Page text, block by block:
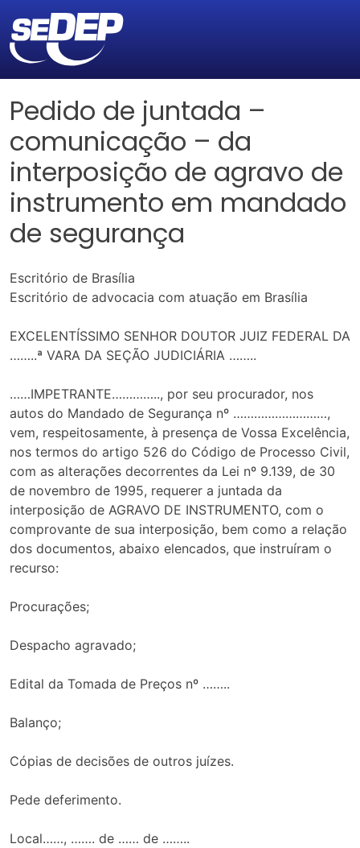
Pedido de juntada –
comunicação – da
interposição de agravo de
instrumento em mandado
de segurança
Escritório de Brasília
Escritório de advocacia com atuação em Brasília
EXCELENTÍSSIMO SENHOR DOUTOR JUIZ FEDERAL DA
……..ª VARA DA SEÇÃO JUDICIÁRIA ……..
……IMPETRANTE………….., por seu procurador, nos
autos do Mandado de Segurança nº ………………………,
vem, respeitosamente, à presença de Vossa Excelência,
nos termos do artigo 526 do Código de Processo Civil,
com as alterações decorrentes da Lei nº 9.139, de 30
de novembro de 1995, requerer a juntada da
interposição de AGRAVO DE INSTRUMENTO, com o
comprovante de sua interposição, bem como a relação
dos documentos, abaixo elencados, que instruíram o
recurso:
Procurações;
Despacho agravado;
Edital da Tomada de Preços nº ……..
Balanço;
Cópias de decisões de outros juízes.
Pede deferimento.
Local……, ……. de …… de ……..